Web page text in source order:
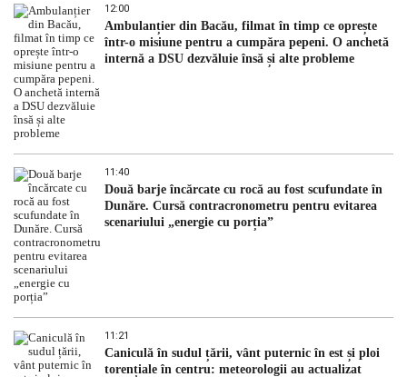
12:00
Ambulanțier din Bacău, filmat în timp ce oprește
într-o misiune pentru a cumpăra pepeni. O anchetă
internă a DSU dezvăluie însă și alte probleme
11:40
Două barje încărcate cu rocă au fost scufundate în
Dunăre. Cursă contracronometru pentru evitarea
scenariului „energie cu porția”
11:21
Caniculă în sudul țării, vânt puternic în est și ploi
torențiale în centru: meteorologii au actualizat